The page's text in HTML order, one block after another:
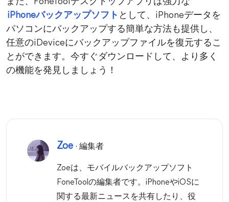
また、FoneToolデスクトップアプリは強力な
iPhoneバックアップソフト として、iPhoneデータを
パソコンにバックアップする簡単な方法も提供し、
任意のiDeviceにバックアップファイルを復元するこ
とができます。今すぐダウンロードして、より多く
の機能を発見しましょう！
Zoe· 編集者
Zoeは、モバイルバックアップソフト
FoneToolの編集者です。iPhoneやiOSに
関する最新ニュースを共有したり、役